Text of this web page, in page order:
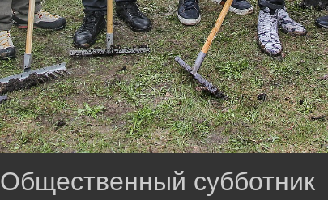
Общественный субботник